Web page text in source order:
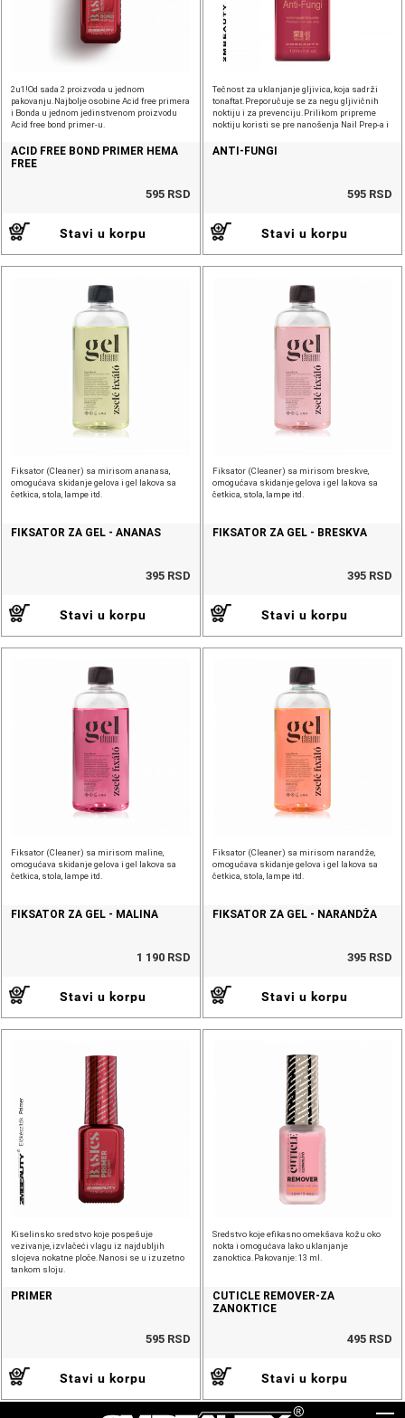
2u1!Od sada 2 proizvoda u jednom
pakovanju.Najbolje osobine Acid free primera
i Bonda u jednom jedinstvenom proizvodu
Acid free bond primer-u.
ACID FREE BOND PRIMER HEMA
FREE
595 RSD
Stavi u korpu
Tečnost za uklanjanje gljivica, koja sadrži
tonaftat.Preporučuje se za negu gljivičnih
noktiju i za prevenciju.Prilikom pripreme
noktiju koristi se pre nanošenja Nail Prep-a i
ANTI-FUNGI
595 RSD
Stavi u korpu
Fiksator (Cleaner) sa mirisom ananasa,
omogućava skidanje gelova i gel lakova sa
četkica, stola, lampe itd.
FIKSATOR ZA GEL - ANANAS
395 RSD
Stavi u korpu
Fiksator (Cleaner) sa mirisom breskve,
omogućava skidanje gelova i gel lakova sa
četkica, stola, lampe itd.
FIKSATOR ZA GEL - BRESKVA
395 RSD
Stavi u korpu
Fiksator (Cleaner) sa mirisom maline,
omogućava skidanje gelova i gel lakova sa
četkica, stola, lampe itd.
FIKSATOR ZA GEL - MALINA
1 190 RSD
Stavi u korpu
Fiksator (Cleaner) sa mirisom narandže,
omogućava skidanje gelova i gel lakova sa
četkica, stola, lampe itd.
FIKSATOR ZA GEL - NARANDŽA
395 RSD
Stavi u korpu
Kiselinsko sredstvo koje pospešuje
vezivanje, izvlačeći vlagu iz najdubljih
slojeva nokatne ploče.Nanosi se u izuzetno
tankom sloju.
PRIMER
595 RSD
Stavi u korpu
Sredstvo koje efikasno omekšava kožu oko
nokta i omogućava lako uklanjanje
zanoktica.Pakovanje: 13 ml.
CUTICLE REMOVER-ZA
ZANOKTICE
495 RSD
Stavi u korpu